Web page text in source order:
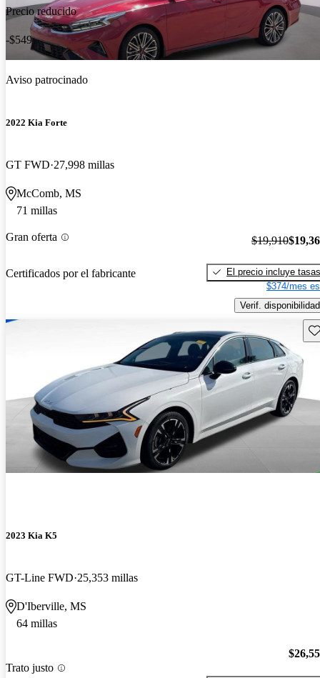
Precio reducido
-$549
Aviso patrocinado
2022 Kia Forte
GT FWD 27,998 millas
McComb, MS
71 millas
Gran oferta
Certificados por el fabricante
$19,910
El precio incluye tasas
$374/mes
Verif. disponibilidad
2023 Kia K5
GT-Line FWD 25,353 millas
D'Iberville, MS
64 millas
Trato justo